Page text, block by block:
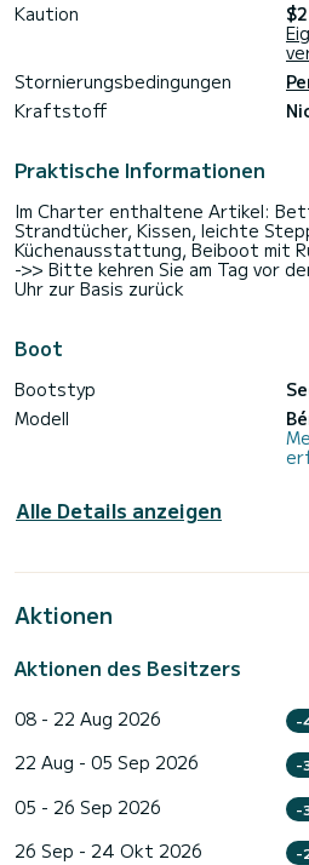
Kaution
Stornierungsbedingungen
Kraftstoff
Praktische Informationen
Im Charter enthaltene Artikel:
Strandtücher, Kissen, leichte
Küchenausstattung, Beiboot mit
->> Bitte kehren Sie am Tag vor
Uhr zur Basis zurück
Boot
Bootstyp
Modell
Alle Details anzeigen
Aktionen
Aktionen des Besitzers
08 - 22 Aug 2026 -
22 Aug - 05 Sep 2026 -
05 - 26 Sep 2026 -
26 Sep - 24 Okt 2026 -